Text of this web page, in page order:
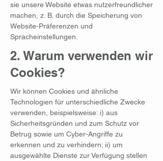
sie unsere Website etwas nutzerfreundlicher
machen, z. B. durch die Speicherung von
Website-Präferenzen und
Spracheinstellungen.
2. Warum verwenden wir
Cookies?
Wir können Cookies und ähnliche
Technologien für unterschiedliche Zwecke
verwenden, beispielsweise: i) aus
Sicherheitsgründen und zum Schutz vor
Betrug sowie um Cyber-Angriffe zu
erkennen und zu verhindern; ii) um
ausgewählte Dienste zur Verfügung stellen